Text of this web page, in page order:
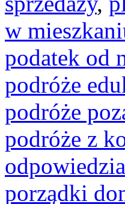
w
podatek od
podróże
podróże
podróże z
porządki